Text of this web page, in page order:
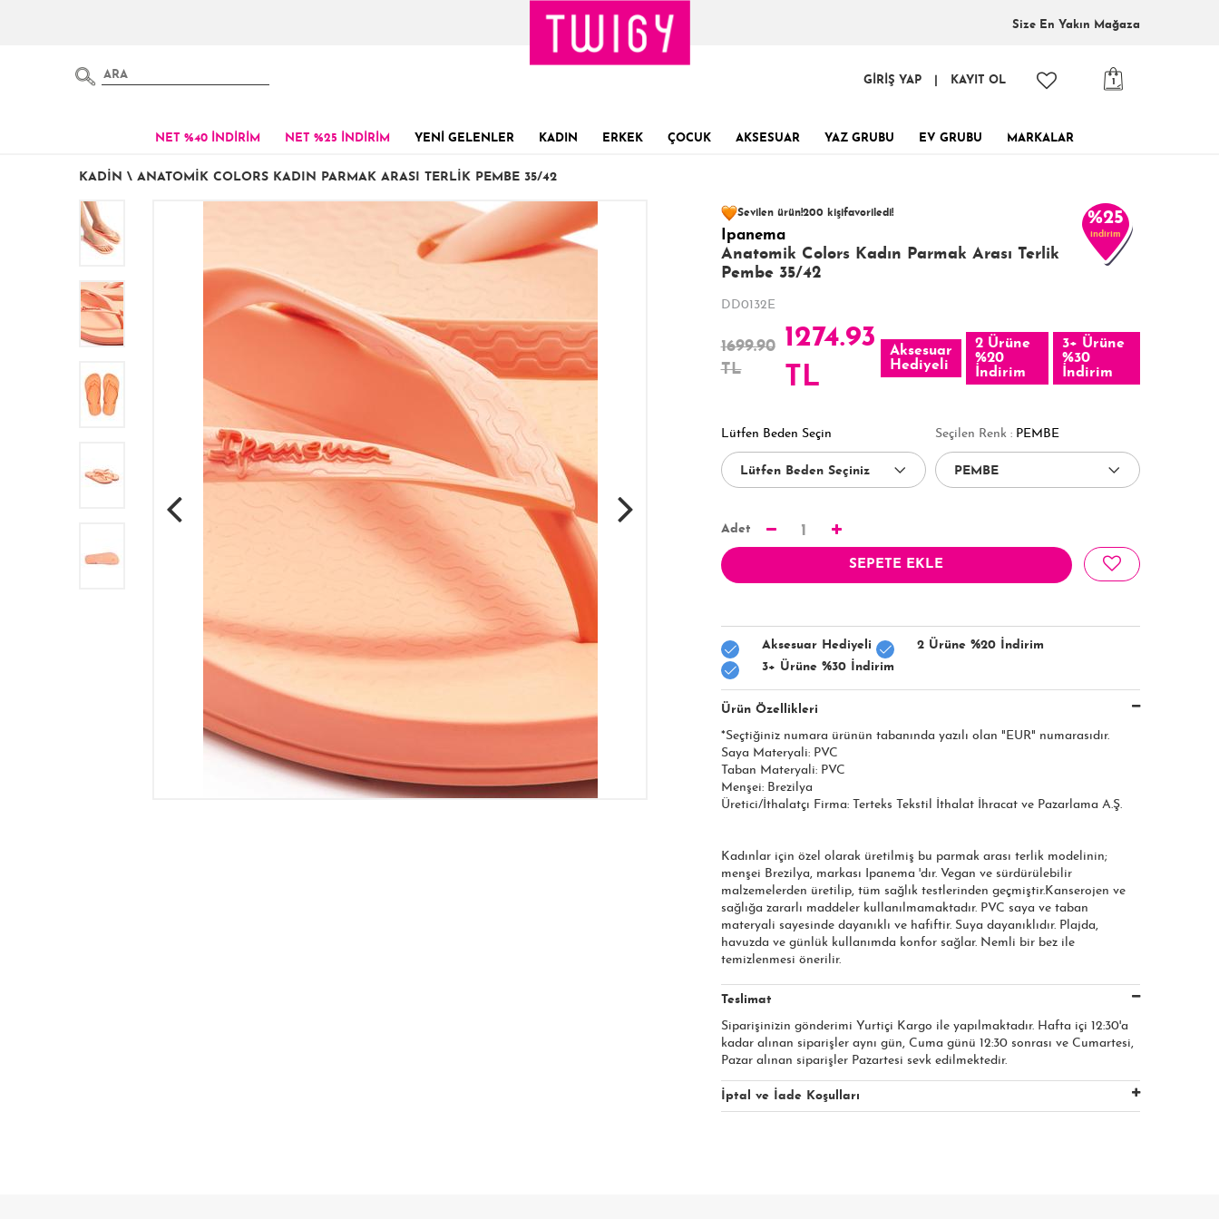
Size En Yakın Mağaza
1
GİRİŞ YAP KAYIT OL
NET %40 İNDİRİM NET %25 İNDİRİM YENİ GELENLER KADIN ERKEK ÇOCUK AKSESUAR YAZ GRUBU EV GRUBU MARKALAR
KADIN \ ANATOMIK COLORS KADIN PARMAK ARASI TERLIK PEMBE 35/42
Sevilen ürün!200 kişifavoriledi!
Son 1 Günde
Son 24 Saatte
Ipanema
Anatomik Colors Kadın Parmak Arası Terlik
Pembe 35/42
%25
indirim
DD0132E
1699.90
TL
1274.93
TL
Aksesuar
Hediyeli
2 Ürüne
%20
İndirim
3+ Ürüne
%30
İndirim
Lütfen Beden Seçin Seçilen Renk : PEMBE
Adet 1
SEPETE EKLE
Aksesuar Hediyeli
2 Ürüne %20 İndirim
3+ Ürüne %30 İndirim
Ürün Özellikleri
*Seçtiğiniz numara ürünün tabanında yazılı olan "EUR" numarasıdır.
Saya Materyali: PVC
Taban Materyali: PVC
Menşei: Brezilya
Üretici/İthalatçı Firma: Terteks Tekstil İthalat İhracat ve Pazarlama A.Ş.
Kadınlar için özel olarak üretilmiş bu parmak arası terlik modelinin;
menşei Brezilya, markası Ipanema 'dır. Vegan ve sürdürülebilir
malzemelerden üretilip, tüm sağlık testlerinden geçmiştir.Kanserojen ve
sağlığa zararlı maddeler kullanılmamaktadır. PVC saya ve taban
materyali sayesinde dayanıklı ve hafiftir. Suya dayanıklıdır. Plajda,
havuzda ve günlük kullanımda konfor sağlar. Nemli bir bez ile
temizlenmesi önerilir.
Teslimat
Siparişinizin gönderimi Yurtiçi Kargo ile yapılmaktadır. Hafta içi 12:30'a
kadar alınan siparişler aynı gün, Cuma günü 12:30 sonrası ve Cumartesi,
Pazar alınan siparişler Pazartesi sevk edilmektedir.
İptal ve İade Koşulları